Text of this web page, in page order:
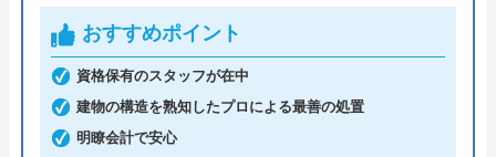
ずは電話相談をしてみることをおすすめします。
日本全国の水トラブルに対応している水の生活救急
車はトイレのみならず洗面所やキッチン、お風呂な
どにも対応してくれる水まわりトラブル解決のスペ
おすすめポイント
資格保有のスタッフが在中
建物の構造を熟知したプロによる最善の処置
明瞭会計で安心